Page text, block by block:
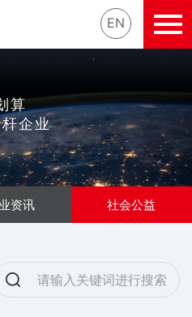
EN
算
企业
资讯 社会公益